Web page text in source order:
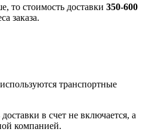
то стоимость доставки 350-600
заказа.
транспортные
в счет не включается, а
компанией.